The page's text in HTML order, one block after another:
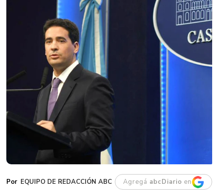
EQUIPO DE REDACCIÓN ABC Agregá abcDiario en